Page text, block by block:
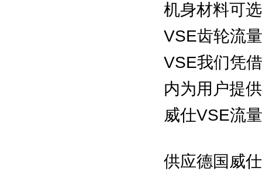
机身材料可
VSE齿轮流
VSE我们凭
内为用户提
威仕VSE流
供应德国威